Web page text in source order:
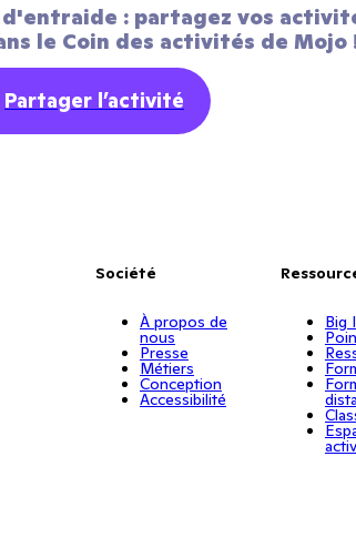
: partagez vos
le Coin des activités de Mojo
Partager l’activité
Société
À propos de
nous
Presse
Métiers
Conception
Accessibilité
Big